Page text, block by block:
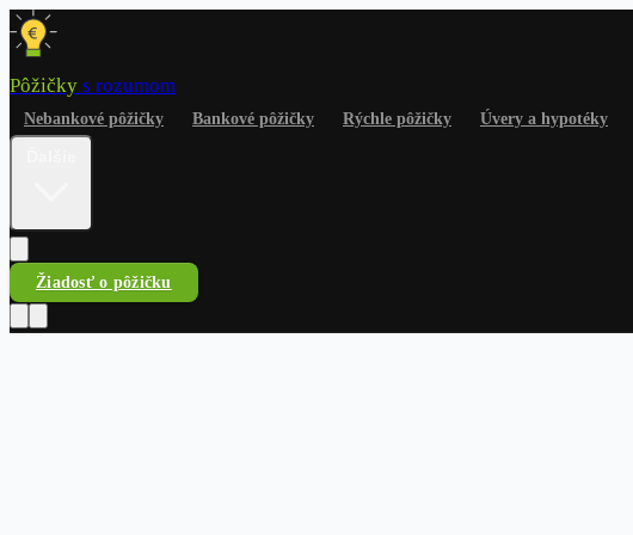
Pôžičky s rozumom
Nebankové pôžičky Bankové pôžičky Rýchle pôžičky Úvery a hypotéky
Žiadosť o pôžičku